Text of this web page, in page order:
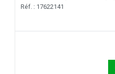
Réf. : 17622141